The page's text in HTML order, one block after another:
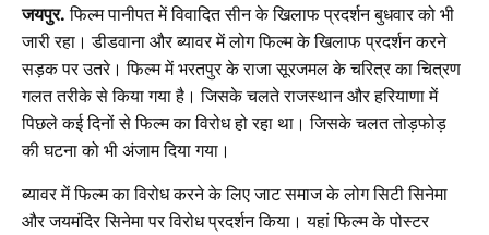
जयपुर.फिल्म पानीपत में विवादित सीन के खिलाफ प्रदर्शन बुधवार को भी
जारी रहा। डीडवाना और ब्यावर में लोग फिल्म के खिलाफ प्रदर्शन करने
सड़क पर उतरे। फिल्म में भरतपुर के राजा सूरजमल के चरित्र का चित्रण
गलत तरीके से किया गया है। जिसके चलते राजस्थान और हरियाणा में
पिछले कई दिनों से फिल्म का विरोध हो रहा था। जिसके चलत तोड़फोड़
की घटना को भी अंजाम दिया गया।
ब्यावर में फिल्म का विरोध करने के लिए जाट समाज के लोग सिटी सिनेमा
और जयमंदिर सिनेमा पर विरोध प्रदर्शन किया। यहां फिल्म के पोस्टर